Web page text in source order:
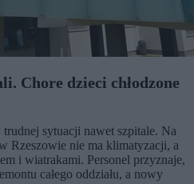
Chore dzieci chłodzone
trudnej sytuacji nawet szpitale. Na
Rzeszowie nie ma klimatyzacji, a
i wiatrakami. Personel przyznaje,
całego oddziału, a nowy